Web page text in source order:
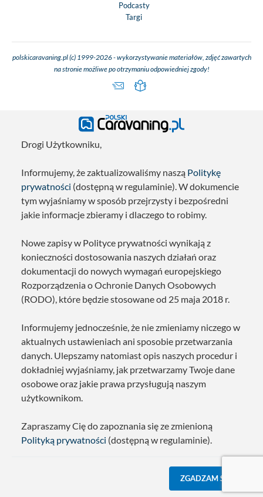
Podcasty
Targi
polskicaravaning.pl (c) 1999-2026 - wykorzystywanie materiałów, zdjęć zawartych
na stronie możliwe po otrzymaniu odpowiedniej zgody!
Drogi Użytkowniku,
Informujemy, że zaktualizowaliśmy naszą Politykę
prywatności (dostępną w regulaminie). W dokumencie
tym wyjaśniamy w sposób przejrzysty i bezpośredni
jakie informacje zbieramy i dlaczego to robimy.
Nowe zapisy w Polityce prywatności wynikają z
konieczności dostosowania naszych działań oraz
dokumentacji do nowych wymagań europejskiego
Rozporządzenia o Ochronie Danych Osobowych
(RODO), które będzie stosowane od 25 maja 2018 r.
Informujemy jednocześnie, że nie zmieniamy niczego w
aktualnych ustawieniach ani sposobie przetwarzania
danych. Ulepszamy natomiast opis naszych procedur i
dokładniej wyjaśniamy, jak przetwarzamy Twoje dane
osobowe oraz jakie prawa przysługują naszym
użytkownikom.
Zapraszamy Cię do zapoznania się ze zmienioną
Polityką prywatności (dostępną w regulaminie).
ZGADZAM SIĘ